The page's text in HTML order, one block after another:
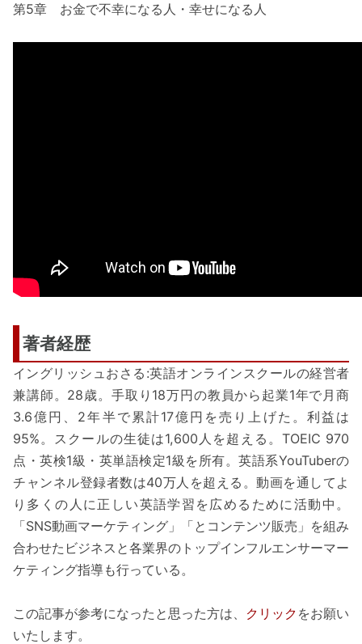
第5章 お金で不幸になる人・幸せになる人
著者経歴
イングリッシュおさる:英語オンラインスクールの経営者
兼講師。28歳。手取り18万円の教員から起業1年で月商
3.6億円、2年半で累計17億円を売り上げた。利益は
95%。スクールの生徒は1,600人を超える。TOEIC 970
点・英検1級・英単語検定1級を所有。英語系YouTuberの
チャンネル登録者数は40万人を超える。動画を通してよ
り多くの人に正しい英語学習を広めるために活動中。
「SNS動画マーケティング」「とコンテンツ販売」を組み
合わせたビジネスと各業界のトップインフルエンサーマー
ケティング指導も行っている。
この記事が参考になったと思った方は、 クリック をお願い
いたします。